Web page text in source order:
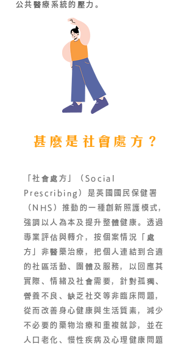
公共醫療系統的壓力。
甚麼是社會處方？
「社會處方」（Social
Prescribing）是英國國民保健署
（NHS）推動的一種創新照護模式，
強調以人為本及提升整體健康。透過
專業評估與轉介，按個案情況「處
方」非醫藥治療，把個人連結到合適
的社區活動、團體及服務，以回應其
實際、情緒及社會需要，針對孤獨、
營養不良、缺乏社交等非臨床問題，
從而改善身心健康與生活質素，減少
不必要的藥物治療和重複就診，並在
人口老化、慢性疾病及心理健康問題